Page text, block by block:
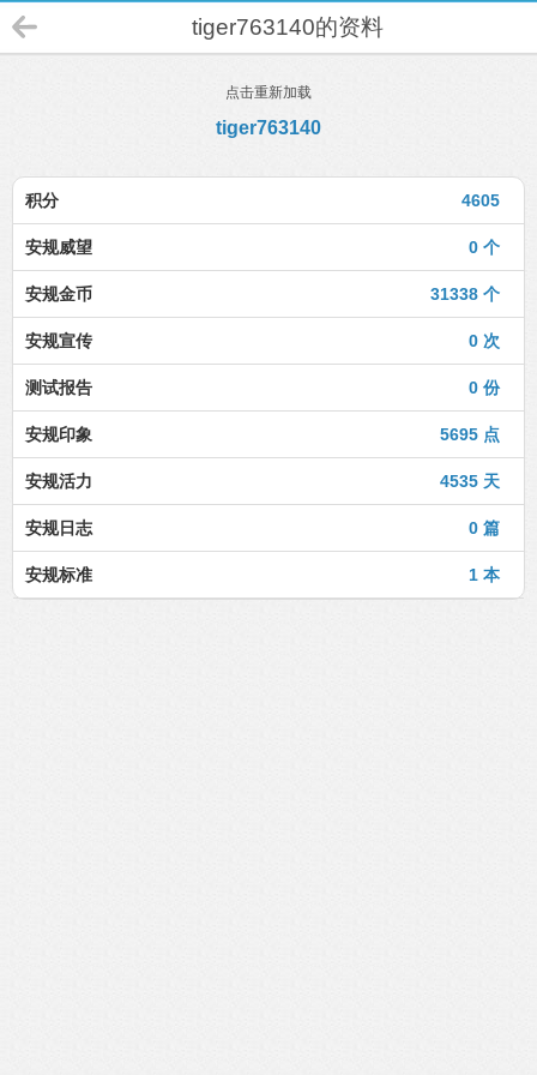
tiger763140的资料
点击重新加载
tiger763140
4605
积分
0 个
安规威望
31338 个
安规金币
0 次
安规宣传
0 份
测试报告
5695 点
安规印象
4535 天
安规活力
0 篇
安规日志
1 本
安规标准